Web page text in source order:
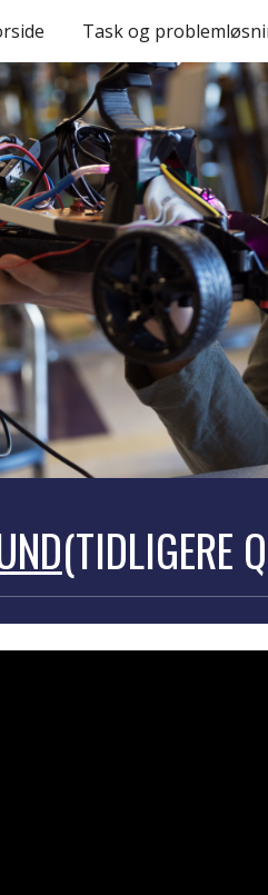
Skip
Task og
(TIDLIGERE